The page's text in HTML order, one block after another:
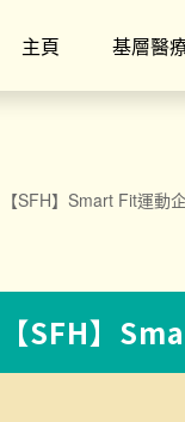
主頁 基層醫
【SFH】Smart Fit運動
【SFH】